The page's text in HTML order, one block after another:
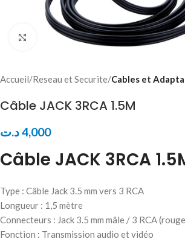
Click to enlarge
Accueil Reseau et Securite Cables et
Câble JACK 3RCA 1.5M
4,000د.ت
Câble JACK 3RCA
Type : Câble Jack 3.5 mm vers 3 RCA
Longueur : 1,5 mètre
Connecteurs : Jack 3.5 mm mâle / 3 RCA
Fonction : Transmission audio et vidéo